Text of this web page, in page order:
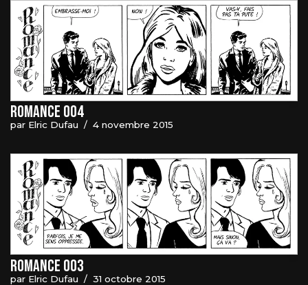
Romance 004
par Elric Dufau 4 novembre 2015
Romance 003
par Elric Dufau 31 octobre 2015